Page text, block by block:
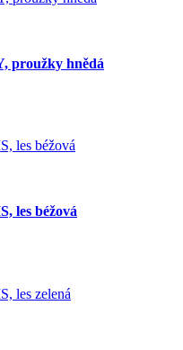
proužky hnědá
les béžová